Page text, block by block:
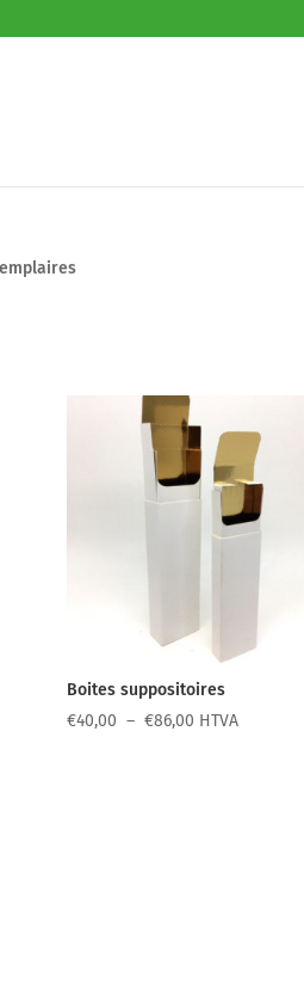
Boites suppositoires
€40,00 – €86,00Plage
HTVA